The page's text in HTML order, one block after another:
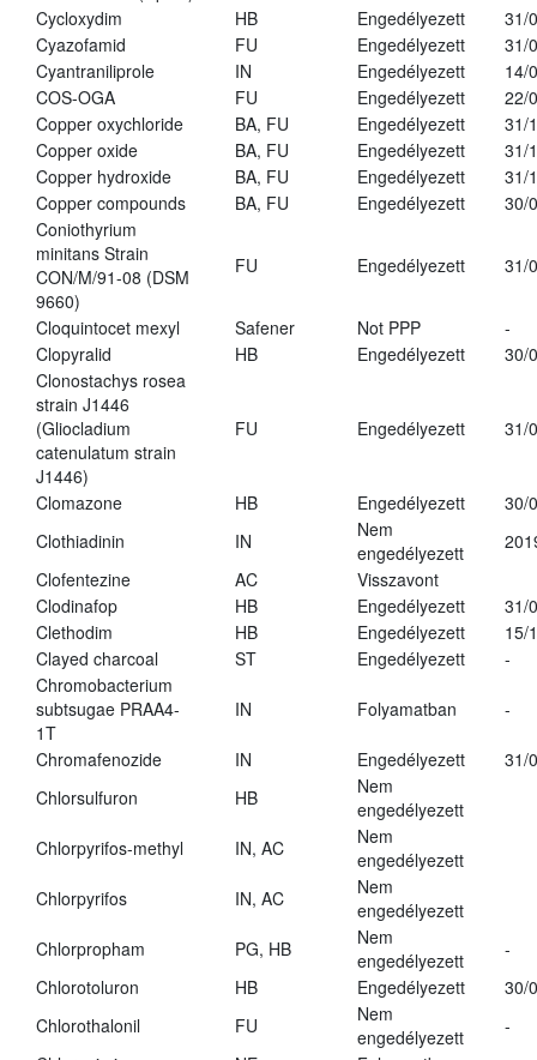
Cycloxydim
HB Engedélyezett
31/
Cyazofamid
FU Engedélyezett
31/
Cyantraniliprole
IN Engedélyezett
14/
COS-OGA
FU Engedélyezett
22/
Copper oxychloride
BA, FU Engedélyezett
31/
Copper oxide
BA, FU Engedélyezett
31/
Copper hydroxide
BA, FU Engedélyezett
31/
Copper compounds
BA, FU Engedélyezett
30/
Coniothyrium
minitans Strain
CON/M/91-08 (DSM
9660)
FU Engedélyezett 31/
Cloquintocet mexyl Safener Not PPP
-
Clopyralid
HB Engedélyezett
30/
Clonostachys rosea
strain J1446
(Gliocladium
catenulatum strain
J1446)
FU Engedélyezett 31/
Clomazone HB Engedélyezett
30/
Clothiadinin
IN
Nem
engedélyezett
Clofentezine
AC
Visszavont
Clodinafop
HB Engedélyezett
31/
Clethodim
HB Engedélyezett
15/
Clayed charcoal
ST Engedélyezett
-
Chromobacterium
subtsugae PRAA4-
1T
IN Folyamatban -
Chromafenozide IN Engedélyezett
31/
Chlorsulfuron
HB
Nem
engedélyezett
Chlorpyrifos-methyl
IN, AC
Nem
engedélyezett
Chlorpyrifos
IN, AC
Nem
engedélyezett
Chlorpropham
PG, HB
Nem
engedélyezett
-
Chlorotoluron
HB Engedélyezett
30/
Chlorothalonil
FU
Nem
engedélyezett
-